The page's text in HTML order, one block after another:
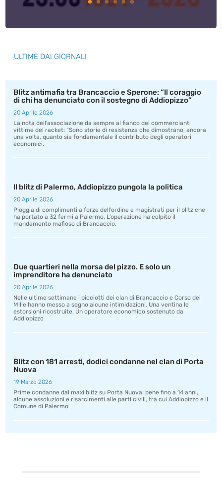
ULTIME DAI GIORNALI
Blitz antimafia tra Brancaccio e Sperone: “Il coraggio
di chi ha denunciato con il sostegno di Addiopizzo”
20 Aprile 2026
La nota dell’associazione da sempre al fianco dei commercianti
vittime del racket: “Sono storie di resistenza che dimostrano, ancora
una volta, quanto sia fondamentale il contributo degli operatori
economici.
Il blitz di Palermo, Addiopizzo pungola la politica
20 Aprile 2026
Pioggia di complimenti a forze dell’ordine e magistrati per il blitz che
ha portato a 32 fermi a Palermo. L’operazione ha colpito il
mandamento mafioso di Brancaccio.
Due quartieri nella morsa del pizzo. E solo un
imprenditore ha denunciato
20 Aprile 2026
Nelle ultime settimane i picciotti dei clan di Brancaccio e Corso dei
Mille hanno messo a segno alcune intimidazioni. Una ventina le
estorsioni ricostruite. Un operatore economico sostenuto da
Addiopizzo
Blitz con 181 arresti, dodici condanne nel clan di Porta
Nuova
19 Marzo 2026
Prime condanne dal maxi blitz su Porta Nuova: pene fino a 14 anni,
alcune assoluzioni e risarcimenti alle parti civili, tra cui Addiopizzo e il
Comune di Palermo